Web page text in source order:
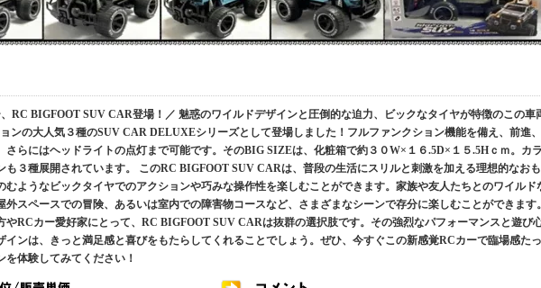
RC BIGFOOT SUV CAR登場！／ 魅惑のワイルドデザインと圧倒的な迫力、ビックなタイヤが特徴のこの車
ンの大人気３種のSUV CAR DELUXEシリーズとして登場しました！フルファンクション機能を備え、前進、
さらにはヘッドライトの点灯まで可能です。そのBIG SIZEは、化粧箱で約３０W×１６.5D×１５.5Hｃｍ。カ
も３種展開されています。 このRC BIGFOOT SUV CARは、普段の生活にスリルと刺激を加える理想的なおも
むようなビックタイヤでのアクションや巧みな操作性を楽しむことができます。家族や友人たちとのワイルド
外スペースでの冒険、あるいは室内での障害物コースなど、さまざまなシーンで存分に楽しむことができます
やRCカー愛好家にとって、RC BIGFOOT SUV CARは抜群の選択肢です。その強烈なパフォーマンスと遊び
インは、きっと満足感と喜びをもたらしてくれることでしょう。ぜひ、今すぐこの新感覚RCカーで臨場感たっ
を体験してみてください！